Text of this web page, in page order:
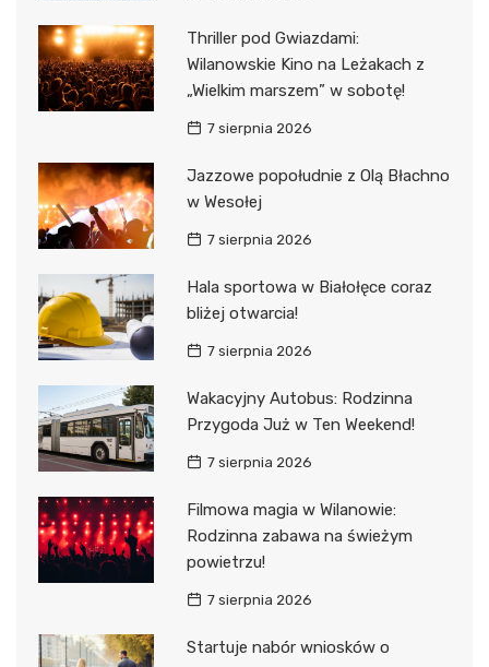
Thriller pod Gwiazdami:
Wilanowskie Kino na Leżakach z
„Wielkim marszem” w sobotę!
7 sierpnia 2026
Jazzowe popołudnie z Olą Błachno
w Wesołej
7 sierpnia 2026
Hala sportowa w Białołęce coraz
bliżej otwarcia!
7 sierpnia 2026
Wakacyjny Autobus: Rodzinna
Przygoda Już w Ten Weekend!
7 sierpnia 2026
Filmowa magia w Wilanowie:
Rodzinna zabawa na świeżym
powietrzu!
7 sierpnia 2026
Startuje nabór wniosków o